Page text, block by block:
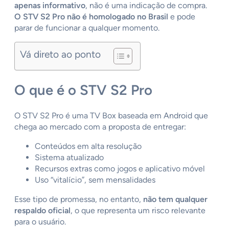
apenas informativo, não é uma indicação de compra.
O STV S2 Pro não é homologado no Brasil e pode
parar de funcionar a qualquer momento.
Vá direto ao ponto
O que é o STV S2 Pro
O STV S2 Pro é uma TV Box baseada em Android que
chega ao mercado com a proposta de entregar:
Conteúdos em alta resolução
Sistema atualizado
Recursos extras como jogos e aplicativo móvel
Uso “vitalício”, sem mensalidades
Esse tipo de promessa, no entanto, não tem qualquer
respaldo oficial, o que representa um risco relevante
para o usuário.